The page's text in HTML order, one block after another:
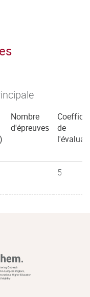
Nombre
d'épreuves
de
5